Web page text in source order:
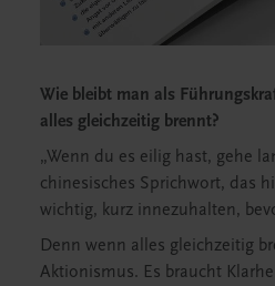
Wie bleibt man als
alles gleichzeitig brennt?
„Wenn du es eilig hast, gehe
chinesisches Sprichwort, das
wichtig, kurz innezuhalten,
Denn wenn alles gleichzeitig
Aktionismus. Es braucht